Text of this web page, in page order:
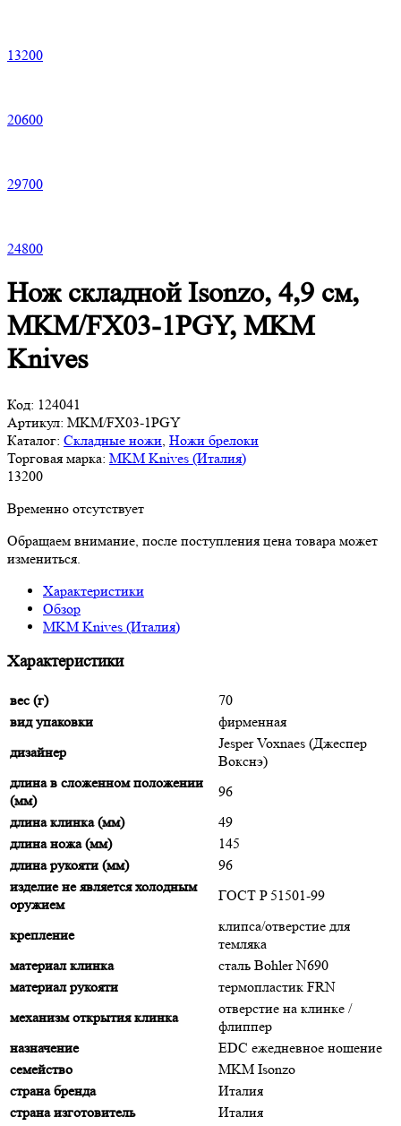
13200
20600
29700
24800
Нож складной Isonzo, 4,9 см,
MKM/FX03-1PGY, MKM
Knives
Код: 124041
Артикул: MKM/FX03-1PGY
Каталог: Складные ножи Ножи брелоки
Торговая марка: MKM Knives (Италия)
13200
Временно отсутствует
Обращаем внимание, после поступления цена товара может
измениться.
Характеристики
Обзор
MKM Knives (Италия)
Характеристики
вес (г)
70
вид упаковки
фирменная
дизайнер
Jesper Voxnaes (Джеспер
Вокснэ)
длина в сложенном положении
(мм)
96
длина клинка (мм)
49
длина ножа (мм)
145
длина рукояти (мм)
96
изделие не является холодным
оружием
ГОСТ P 51501-99
крепление
клипса/отверстие для
темляка
материал клинка
сталь Bohler N690
материал рукояти
термопластик FRN
механизм открытия клинка
отверстие на клинке /
флиппер
назначение
EDC ежедневное ношение
семейство
MKM Isonzo
страна бренда
Италия
страна изготовитель
Италия